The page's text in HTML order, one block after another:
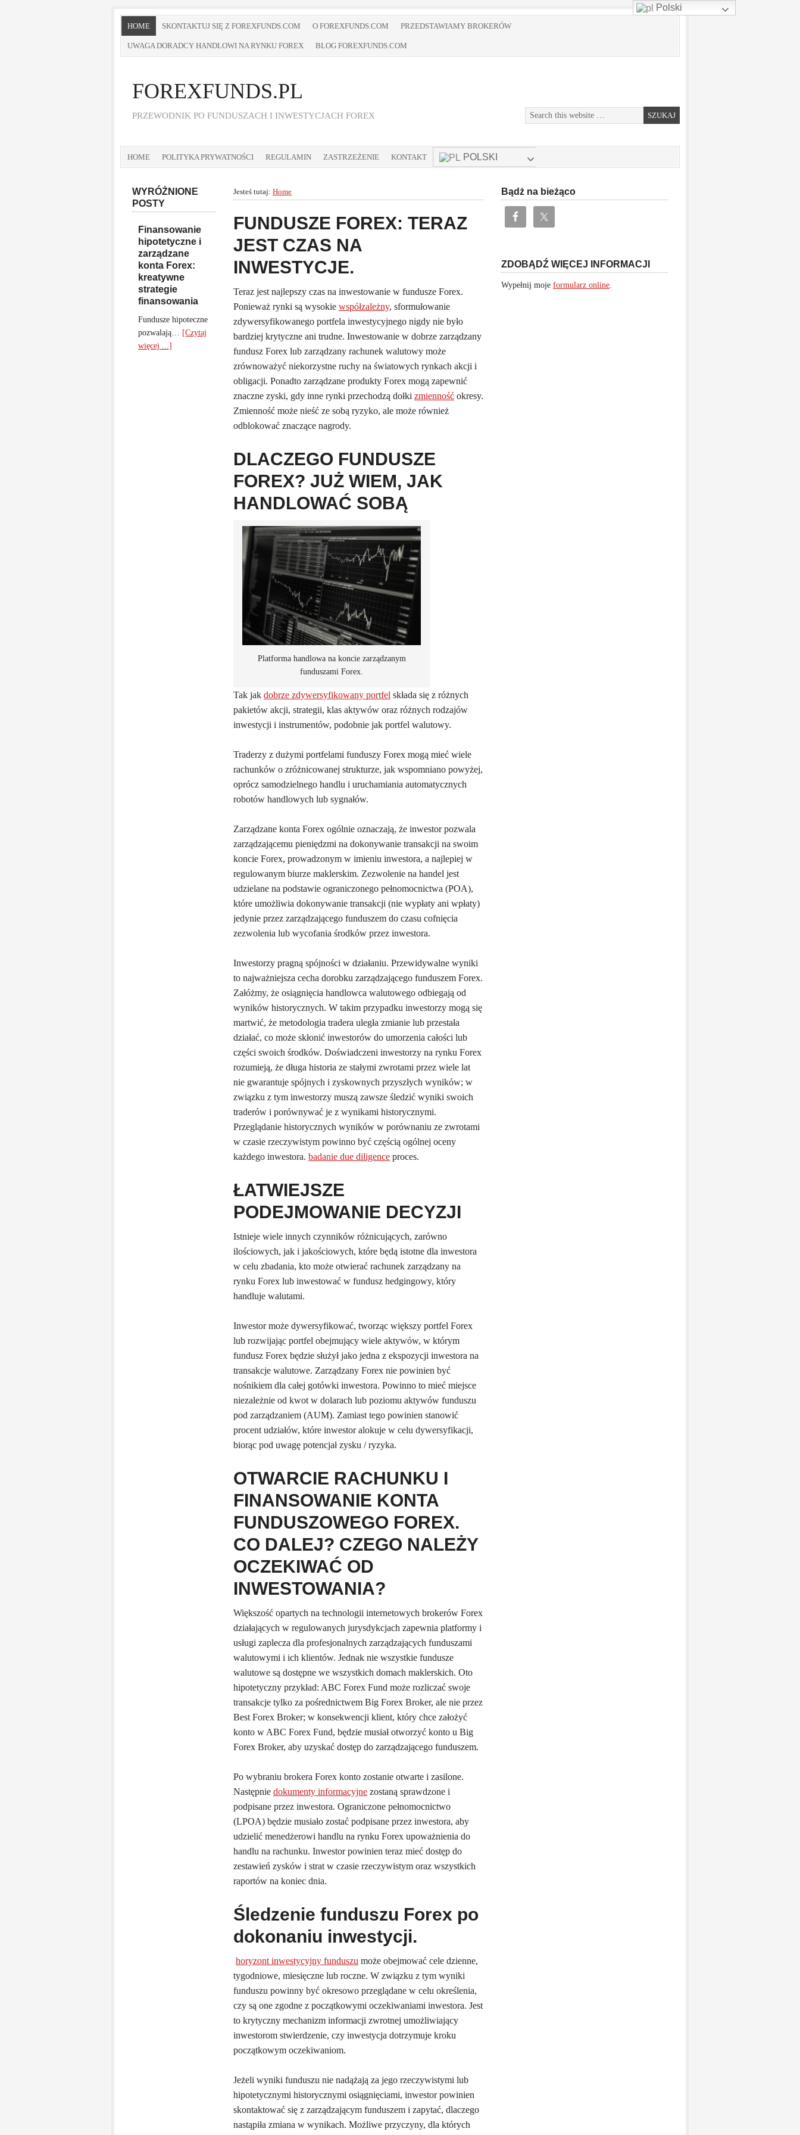
HOME SKONTAKTUJ SIĘ Z FOREXFUNDS.COM O FOREXFUNDS.COM PRZEDSTAWIAMY BROKERÓW
UWAGA DORADCY HANDLOWI NA RYNKU FOREX BLOG FOREXFUNDS.COM
FOREXFUNDS.PL
PRZEWODNIK PO FUNDUSZACH I INWESTYCJACH FOREX
HOME POLITYKA PRYWATNOŚCI REGULAMIN ZASTRZEŻENIE KONTAKT POLSKI
Jesteś tutaj: Home
FUNDUSZE FOREX: TERAZ
JEST CZAS NA
INWESTYCJE.
Teraz jest najlepszy czas na inwestowanie w fundusze Forex.
Ponieważ rynki są wysokie współzależny, sformułowanie
zdywersyfikowanego portfela inwestycyjnego nigdy nie było
bardziej krytyczne ani trudne. Inwestowanie w dobrze zarządzany
fundusz Forex lub zarządzany rachunek walutowy może
zrównoważyć niekorzystne ruchy na światowych rynkach akcji i
obligacji. Ponadto zarządzane produkty Forex mogą zapewnić
znaczne zyski, gdy inne rynki przechodzą dołki zmienność okresy.
Zmienność może nieść ze sobą ryzyko, ale może również
odblokować znaczące nagrody.
DLACZEGO FUNDUSZE
FOREX? JUŻ WIEM, JAK
HANDLOWAĆ SOBĄ
Platforma handlowa na koncie zarządzanym
funduszami Forex.
Tak jak dobrze zdywersyfikowany portfel składa się z różnych
pakietów akcji, strategii, klas aktywów oraz różnych rodzajów
inwestycji i instrumentów, podobnie jak portfel walutowy.
Traderzy z dużymi portfelami funduszy Forex mogą mieć wiele
rachunków o zróżnicowanej strukturze, jak wspomniano powyżej,
oprócz samodzielnego handlu i uruchamiania automatycznych
robotów handlowych lub sygnałów.
Zarządzane konta Forex ogólnie oznaczają, że inwestor pozwala
zarządzającemu pieniędzmi na dokonywanie transakcji na swoim
koncie Forex, prowadzonym w imieniu inwestora, a najlepiej w
regulowanym biurze maklerskim. Zezwolenie na handel jest
udzielane na podstawie ograniczonego pełnomocnictwa (POA),
które umożliwia dokonywanie transakcji (nie wypłaty ani wpłaty)
jedynie przez zarządzającego funduszem do czasu cofnięcia
zezwolenia lub wycofania środków przez inwestora.
Inwestorzy pragną spójności w działaniu. Przewidywalne wyniki
to najważniejsza cecha dorobku zarządzającego funduszem Forex.
Załóżmy, że osiągnięcia handlowca walutowego odbiegają od
wyników historycznych. W takim przypadku inwestorzy mogą się
martwić, że metodologia tradera uległa zmianie lub przestała
działać, co może skłonić inwestorów do umorzenia całości lub
części swoich środków. Doświadczeni inwestorzy na rynku Forex
rozumieją, że długa historia ze stałymi zwrotami przez wiele lat
nie gwarantuje spójnych i zyskownych przyszłych wyników; w
związku z tym inwestorzy muszą zawsze śledzić wyniki swoich
traderów i porównywać je z wynikami historycznymi.
Przeglądanie historycznych wyników w porównaniu ze zwrotami
w czasie rzeczywistym powinno być częścią ogólnej oceny
każdego inwestora. badanie due diligence proces.
ŁATWIEJSZE
PODEJMOWANIE DECYZJI
Istnieje wiele innych czynników różnicujących, zarówno
ilościowych, jak i jakościowych, które będą istotne dla inwestora
w celu zbadania, kto może otwierać rachunek zarządzany na
rynku Forex lub inwestować w fundusz hedgingowy, który
handluje walutami.
Inwestor może dywersyfikować, tworząc większy portfel Forex
lub rozwijając portfel obejmujący wiele aktywów, w którym
fundusz Forex będzie służył jako jedna z ekspozycji inwestora na
transakcje walutowe. Zarządzany Forex nie powinien być
nośnikiem dla całej gotówki inwestora. Powinno to mieć miejsce
niezależnie od kwot w dolarach lub poziomu aktywów funduszu
pod zarządzaniem (AUM). Zamiast tego powinien stanowić
procent udziałów, które inwestor alokuje w celu dywersyfikacji,
biorąc pod uwagę potencjał zysku / ryzyka.
OTWARCIE RACHUNKU I
FINANSOWANIE KONTA
FUNDUSZOWEGO FOREX.
CO DALEJ? CZEGO NALEŻY
OCZEKIWAĆ OD
INWESTOWANIA?
Większość opartych na technologii internetowych brokerów Forex
działających w regulowanych jurysdykcjach zapewnia platformy i
usługi zaplecza dla profesjonalnych zarządzających funduszami
walutowymi i ich klientów. Jednak nie wszystkie fundusze
walutowe są dostępne we wszystkich domach maklerskich. Oto
hipotetyczny przykład: ABC Forex Fund może rozliczać swoje
transakcje tylko za pośrednictwem Big Forex Broker, ale nie przez
Best Forex Broker; w konsekwencji klient, który chce założyć
konto w ABC Forex Fund, będzie musiał otworzyć konto u Big
Forex Broker, aby uzyskać dostęp do zarządzającego funduszem.
Po wybraniu brokera Forex konto zostanie otwarte i zasilone.
Następnie dokumenty informacyjne zostaną sprawdzone i
podpisane przez inwestora. Ograniczone pełnomocnictwo
(LPOA) będzie musiało zostać podpisane przez inwestora, aby
udzielić menedżerowi handlu na rynku Forex upoważnienia do
handlu na rachunku. Inwestor powinien teraz mieć dostęp do
zestawień zysków i strat w czasie rzeczywistym oraz wszystkich
raportów na koniec dnia.
Śledzenie funduszu Forex po
dokonaniu inwestycji.
horyzont inwestycyjny funduszu może obejmować cele dzienne,
tygodniowe, miesięczne lub roczne. W związku z tym wyniki
funduszu powinny być okresowo przeglądane w celu określenia,
czy są one zgodne z początkowymi oczekiwaniami inwestora. Jest
to krytyczny mechanizm informacji zwrotnej umożliwiający
inwestorom stwierdzenie, czy inwestycja dotrzymuje kroku
początkowym oczekiwaniom.
Jeżeli wyniki funduszu nie nadążają za jego rzeczywistymi lub
hipotetycznymi historycznymi osiągnięciami, inwestor powinien
skontaktować się z zarządzającym funduszem i zapytać, dlaczego
nastąpiła zmiana w wynikach. Możliwe przyczyny, dla których
Bądż na bieżąco
ZDOBĄDŹ WIĘCEJ INFORMACJI
Wypełnij moje formularz online.
WYRÓŻNIONE
POSTY
Finansowanie
hipotetyczne i
zarządzane
konta Forex:
kreatywne
strategie
finansowania
Fundusze hipoteczne
pozwalają… [Czytaj
więcej ...]
Polski